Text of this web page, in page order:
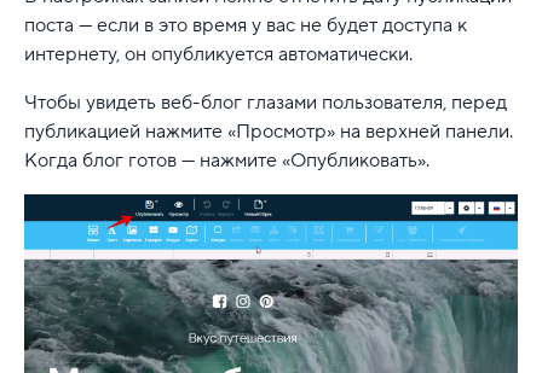
поста — если в это время у вас не будет доступа к
интернету, он опубликуется автоматически.
Чтобы увидеть веб-блог глазами пользователя, перед
публикацией нажмите «Просмотр» на верхней панели.
Когда блог готов — нажмите «Опубликовать».